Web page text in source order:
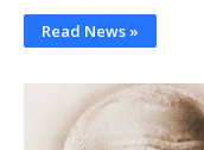
Read News »